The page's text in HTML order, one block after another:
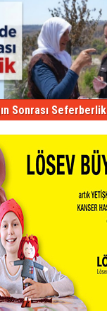
Sonrası Seferberlik